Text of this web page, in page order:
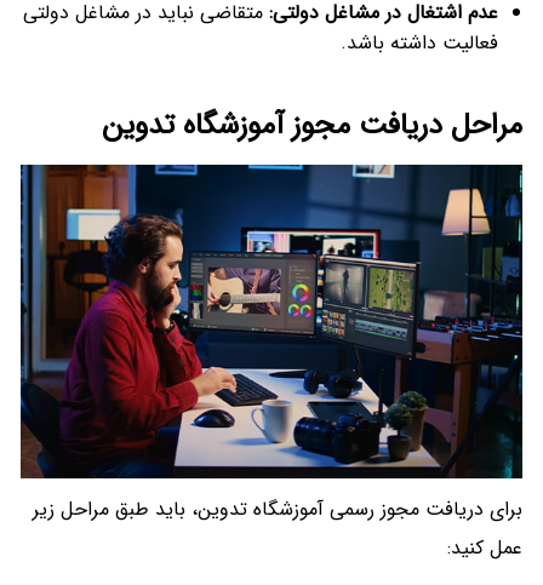
عدم اشتغال در مشاغل دولتی: متقاضی نباید در مشاغل دولتی
فعالیت داشته باشد.
مراحل دریافت مجوز آموزشگاه تدوین
برای دریافت مجوز رسمی آموزشگاه تدوین، باید طبق مراحل زیر
عمل کنید: